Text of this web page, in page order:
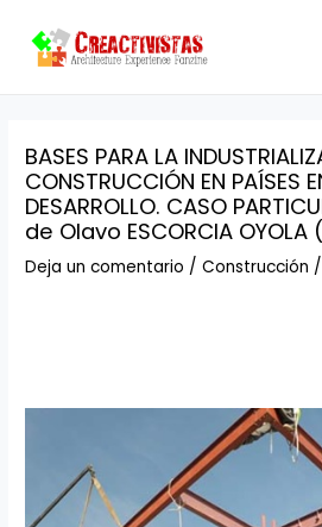
contenido
BASES PARA LA
CONSTRUCCIÓN EN PAÍSES
DESARROLLO. CASO
de Olavo ESCORCIA
Deja un comentario /Construcción
de
entradas